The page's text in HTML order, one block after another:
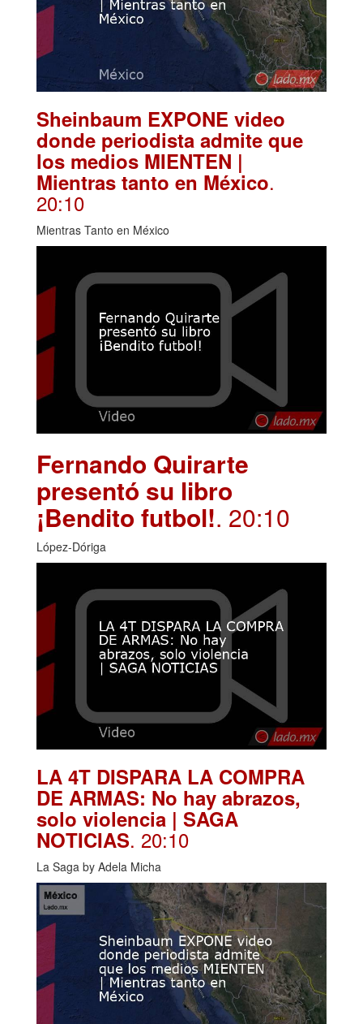
Sheinbaum EXPONE video
donde periodista admite que
los medios MIENTEN |
Mientras tanto en México.
20:10
Mientras Tanto en México
Fernando Quirarte
presentó su libro
¡Bendito futbol!. 20:10
López-Dóriga
LA 4T DISPARA LA COMPRA
DE ARMAS: No hay abrazos,
solo violencia | SAGA
NOTICIAS. 20:10
La Saga by Adela Micha